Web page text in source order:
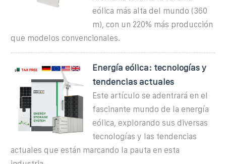
eólica más alta del mundo (360
m), con un 220% más producción
que modelos convencionales.
Energía eólica: tecnologías y
tendencias actuales
Este artículo se adentrará en el
fascinante mundo de la energía
eólica, explorando sus diversas
tecnologías y las tendencias
actuales que están marcando la pauta en esta